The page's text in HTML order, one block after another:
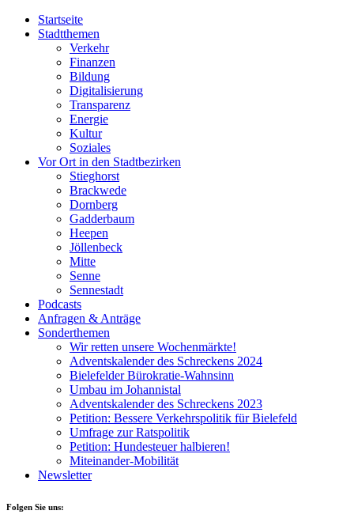
Startseite
Stadtthemen
Verkehr
Finanzen
Bildung
Digitalisierung
Transparenz
Energie
Kultur
Soziales
Vor Ort in den Stadtbezirken
Stieghorst
Brackwede
Dornberg
Gadderbaum
Heepen
Jöllenbeck
Mitte
Senne
Sennestadt
Podcasts
Anfragen & Anträge
Sonderthemen
Wir retten unsere Wochenmärkte!
Adventskalender des Schreckens 2024
Bielefelder Bürokratie-Wahnsinn
Umbau im Johannistal
Adventskalender des Schreckens 2023
Petition: Bessere Verkehrspolitik für Bielefeld​​
Umfrage zur Ratspolitik
Petition: Hundesteuer halbieren!
Miteinander-Mobilität
Newsletter
Folgen Sie uns: